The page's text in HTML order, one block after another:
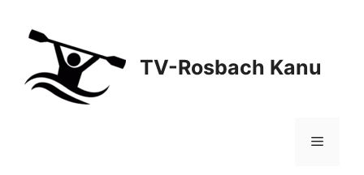
Inhalt
springen
TV-Rosbach Kanu
Menü